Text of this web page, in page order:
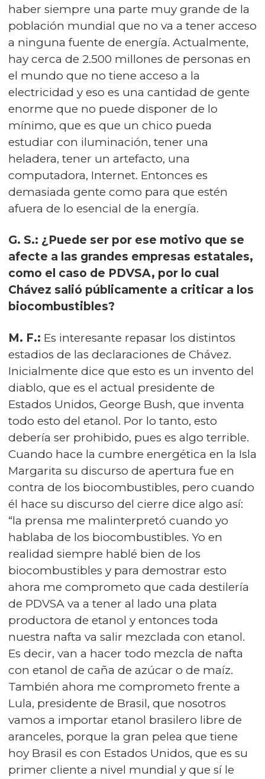
haber siempre una parte muy grande de la
población mundial que no va a tener acceso
a ninguna fuente de energía. Actualmente,
hay cerca de 2.500 millones de personas en
el mundo que no tiene acceso a la
electricidad y eso es una cantidad de gente
enorme que no puede disponer de lo
mínimo, que es que un chico pueda
estudiar con iluminación, tener una
heladera, tener un artefacto, una
computadora, Internet. Entonces es
demasiada gente como para que estén
afuera de lo esencial de la energía.
G. S.: ¿Puede ser por ese motivo que se
afecte a las grandes empresas estatales,
como el caso de PDVSA, por lo cual
Chávez salió públicamente a criticar a los
biocombustibles?
M. F.: Es interesante repasar los distintos
estadios de las declaraciones de Chávez.
Inicialmente dice que esto es un invento del
diablo, que es el actual presidente de
Estados Unidos, George Bush, que inventa
todo esto del etanol. Por lo tanto, esto
debería ser prohibido, pues es algo terrible.
Cuando hace la cumbre energética en la Isla
Margarita su discurso de apertura fue en
contra de los biocombustibles, pero cuando
él hace su discurso del cierre dice algo así:
“la prensa me malinterpretó cuando yo
hablaba de los biocombustibles. Yo en
realidad siempre hablé bien de los
biocombustibles y para demostrar esto
ahora me comprometo que cada destilería
de PDVSA va a tener al lado una plata
productora de etanol y entonces toda
nuestra nafta va salir mezclada con etanol.
Es decir, van a hacer todo mezcla de nafta
con etanol de caña de azúcar o de maíz.
También ahora me comprometo frente a
Lula, presidente de Brasil, que nosotros
vamos a importar etanol brasilero libre de
aranceles, porque la gran pelea que tiene
hoy Brasil es con Estados Unidos, que es su
primer cliente a nivel mundial y que sí le